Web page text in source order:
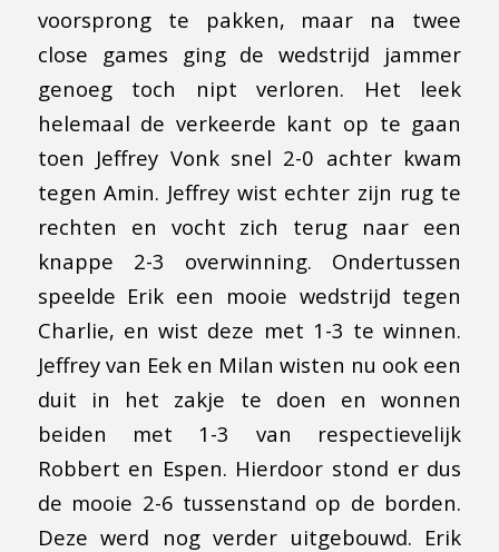
voorsprong te pakken, maar na twee
close games ging de wedstrijd jammer
genoeg toch nipt verloren. Het leek
helemaal de verkeerde kant op te gaan
toen Jeffrey Vonk snel 2-0 achter kwam
tegen Amin. Jeffrey wist echter zijn rug te
rechten en vocht zich terug naar een
knappe 2-3 overwinning. Ondertussen
speelde Erik een mooie wedstrijd tegen
Charlie, en wist deze met 1-3 te winnen.
Jeffrey van Eek en Milan wisten nu ook een
duit in het zakje te doen en wonnen
beiden met 1-3 van respectievelijk
Robbert en Espen. Hierdoor stond er dus
de mooie 2-6 tussenstand op de borden.
Deze werd nog verder uitgebouwd. Erik